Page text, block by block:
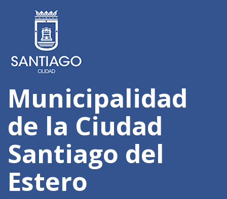
Municipalidad
de la Ciudad
Santiago del
Estero